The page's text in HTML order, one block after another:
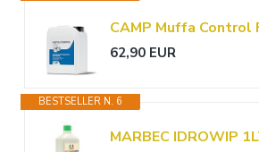
62,90 EUR
BESTSELLER N. 6